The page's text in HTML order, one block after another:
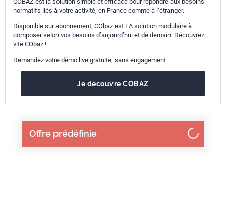
Offre prédéfinie
normatifs liés à votre activité, en France comme à l’étranger.
Disponible sur abonnement, CObaz est LA solution modulaire à
composer selon vos besoins d’aujourd’hui et de demain. Découvrez
vite CObaz !
Demandez votre démo live gratuite, sans engagement
Je découvre COBAZ